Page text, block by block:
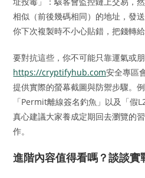
相似（前後幾碼相同）的地址，發
你下次複製時不小心貼錯，把錢轉給
要對抗這些，你不可能只靠運氣或
https://cryptifyhub.com安全專區
提供實際的螢幕截圖與防禦步驟。
「Permit離線簽名釣魚」以及「假
真心建議大家養成定期回去瀏覽的
作。
進階內容值得看嗎？談談實